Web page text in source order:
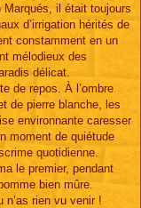
il était toujours
d’irrigation hérités de
constamment en un
mélodieux des
délicat.
de repos. À l’ombre
de pierre blanche, les
environnante caresser
moment de quiétude
quotidienne.
le premier, pendant
bien mûre.
rien vu venir !